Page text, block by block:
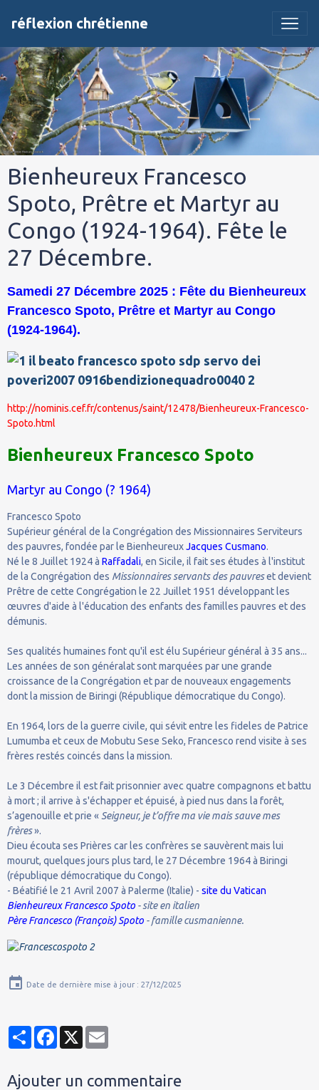
réflexion chrétienne
Bienheureux Francesco
Spoto, Prêtre et Martyr au
Congo (1924-1964). Fête le
27 Décembre.
Samedi 27 Décembre 2025 : Fête du Bienheureux
Francesco Spoto, Prêtre et Martyr au Congo
(1924-1964).
http://nominis.cef.fr/contenus/saint/12478/Bienheureux-Francesco-
Spoto.html
Bienheureux Francesco Spoto
Martyr au Congo (? 1964)
Francesco Spoto
Supérieur général de la Congrégation des Missionnaires Serviteurs
des pauvres, fondée par le BienheureuxJacques Cusmano.
Né le 8 Juillet 1924 à Raffadali, en Sicile, il fait ses études à l'institut
de la Congrégation des Missionnaires servants des pauvreset devient
Prêtre de cette Congrégation le 22 Juillet 1951 développant les
œuvres d'aide à l'éducation des enfants des familles pauvres et des
démunis.
Ses qualités humaines font qu'il est élu Supérieur général à 35 ans...
Les années de son généralat sont marquées par une grande
croissance de la Congrégation et par de nouveaux engagements
dont la mission de Biringi (République démocratique du Congo).
En 1964, lors de la guerre civile, qui sévit entre les fideles de Patrice
Lumumba et ceux de Mobutu Sese Seko, Francesco rend visite à ses
frères restés coincés dans la mission.
Le 3 Décembre il est fait prisonnier avec quatre compagnons et battu
à mort ; il arrive à s'échapper et épuisé, à pied nus dans la forêt,
s’agenouille et prie « Seigneur, je t’offre ma vie mais sauve mes
frères».
Dieu écouta ses Prières car les confrères se sauvèrent mais lui
mourut, quelques jours plus tard, le 27 Décembre 1964 à Biringi
(république démocratique du Congo).
- Béatifié le 21 Avril 2007 à Palerme (Italie) - site du Vatican
Bienheureux Francesco Spoto - site en italien
Père Francesco (François) Spoto - famille cusmanienne.
Date de dernière mise à jour : 27/12/2025
PartagerFacebook
X
Ajouter un commentaire